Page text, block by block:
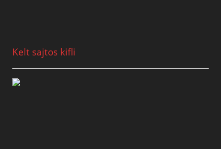
Kelt sajtos kifli